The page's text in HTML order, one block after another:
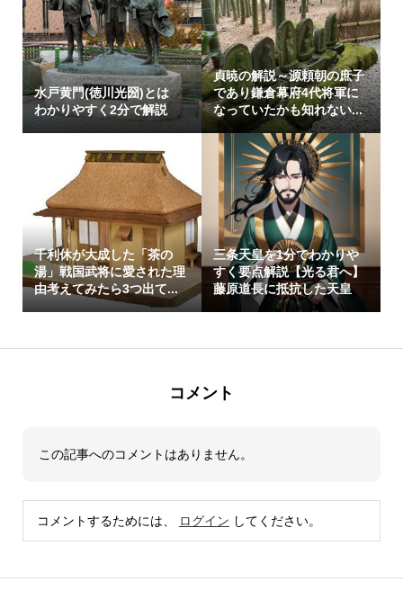
水戸黄門(徳川光圀)とは
わかりやすく2分で解説
貞暁の解説～源頼朝の庶子
であり鎌倉幕府4代将軍に
なっていたかも知れない...
千利休が大成した「茶の
湯」戦国武将に愛された理
由考えてみたら3つ出て...
三条天皇を1分でわかりや
すく要点解説【光る君へ】
藤原道長に抵抗した天皇
コメント
この記事へのコメントはありません。
コメントするためには、 ログイン してください。